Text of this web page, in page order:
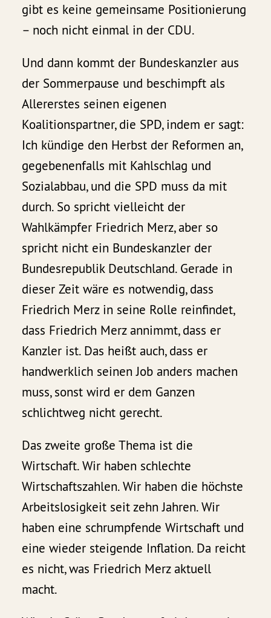
gibt es keine gemeinsame Positionierung
– noch nicht einmal in der CDU.
Und dann kommt der Bundeskanzler aus
der Sommerpause und beschimpft als
Allererstes seinen eigenen
Koalitionspartner, die SPD, indem er sagt:
Ich kündige den Herbst der Reformen an,
gegebenenfalls mit Kahlschlag und
Sozialabbau, und die SPD muss da mit
durch. So spricht vielleicht der
Wahlkämpfer Friedrich Merz, aber so
spricht nicht ein Bundeskanzler der
Bundesrepublik Deutschland. Gerade in
dieser Zeit wäre es notwendig, dass
Friedrich Merz in seine Rolle reinfindet,
dass Friedrich Merz annimmt, dass er
Kanzler ist. Das heißt auch, dass er
handwerklich seinen Job anders machen
muss, sonst wird er dem Ganzen
schlichtweg nicht gerecht.
Das zweite große Thema ist die
Wirtschaft. Wir haben schlechte
Wirtschaftszahlen. Wir haben die höchste
Arbeitslosigkeit seit zehn Jahren. Wir
haben eine schrumpfende Wirtschaft und
eine wieder steigende Inflation. Da reicht
es nicht, was Friedrich Merz aktuell
macht.